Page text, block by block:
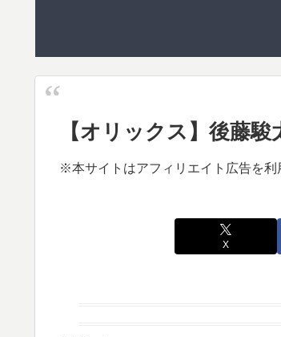
【オリックス】後藤
※本サイトはアフィリエイト広告を利
X